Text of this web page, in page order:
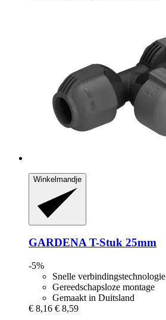
Winkelmandje
GARDENAT-​Stuk 25mm
-5%
Snelle verbindingstechnologie
Gereedschapsloze montage
Gemaakt in Duitsland
€ 8,16 € 8,59